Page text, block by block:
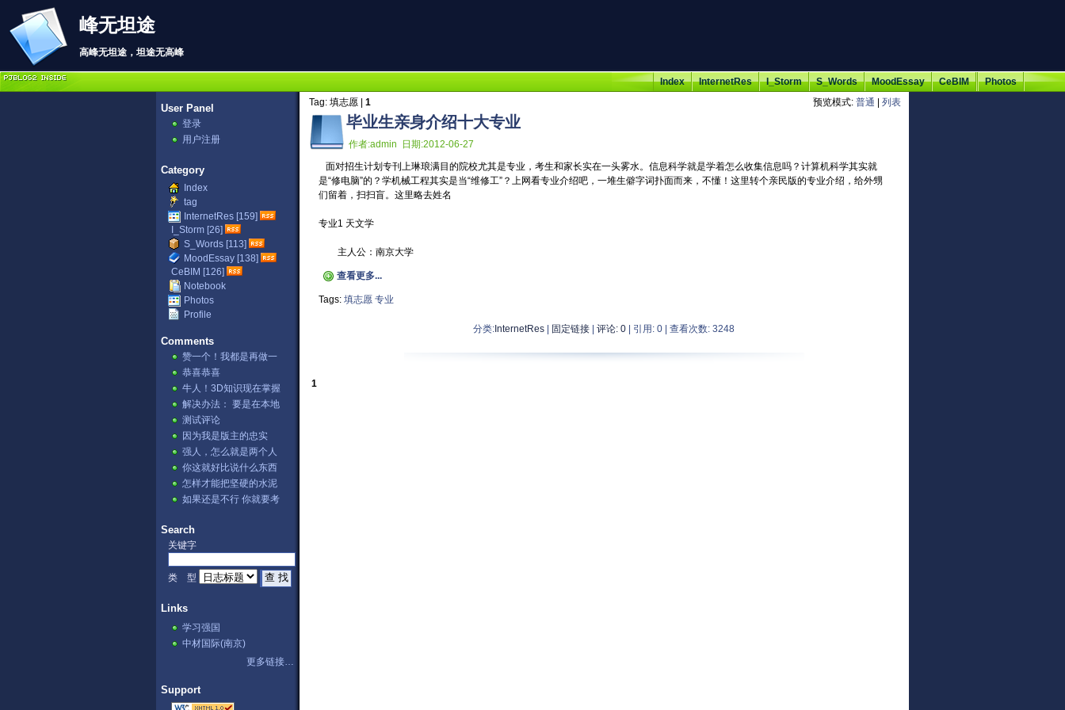
峰无坦途
高峰无坦途，坦途无高峰
Index InternetRes I_Storm S_Words MoodEssay CeBIM
Photos
Tag: 填志愿 |
1 预览模式: 普通 列表
毕业生亲身介绍十大专业
作者:admin 日期:2012-06-27
面对招生计划专刊上琳琅满目的院校尤其是专业，考生和家长实在一头雾水。信息科学就是学着怎么收集信息吗？计算机科学其实就
是“修电脑”的？学机械工程其实是当“维修工”？上网看专业介绍吧，一堆生僻字词扑面而来，不懂！这里转个亲民版的专业介绍，给外甥
们留着，扫扫盲。这里略去姓名
专业1 天文学
主人公：南京大学
查看更多...
Tags: 填志愿 专业
分类: InternetRes 固定链接 评论: 0 | 引用: 0 | 查看次数: 3248
1
User Panel
登录
用户注册
Category
Index
tag
InternetRes [159]
I_Storm [26]
S_Words [113]
MoodEssay [138]
CeBIM [126]
Notebook
Photos
Profile
Comments
赞一个！我都是再做一
张表，然后用公式。⊙﹏
⊙b汗
恭喜恭喜
牛人！3D知识现在掌握
的不错哦
解决办法： 要是在本地
IIS测试的话→ ...
测试评论
因为我是版主的忠实
fans啊 哈哈哈[lol]
强人，怎么就是两个人
讨论？
你这就好比说什么东西
可以把石头溶解掉，不
是不可能，...
怎样才能把坚硬的水泥
溶解掉呢。
如果还是不行 你就要考
正确阿？...
Search
关键字
类 型
Links
学习强国
中材国际(南京)
更多链接…
Support